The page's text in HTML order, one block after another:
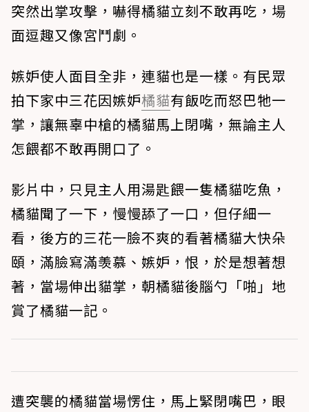
突然出掌攻擊，嚇得橘貓立刻不敢再吃，場
面逗趣又像宮鬥劇。
嫉妒使人面目全非，連貓也是一樣。有民眾
拍下家中三花因嫉妒橘貓有飯吃而怒巴牠一
掌，讓無辜中槍的橘貓馬上閉嘴，無論主人
怎餵都不敢再開口了。
影片中，只見主人用湯匙餵一隻橘貓吃魚，
橘貓聞了一下，慢慢舔了一口，但仔細一
看，後方的三花一臉不爽的看著橘貓大快朵
頤，滿臉寫滿羡慕、嫉妒，恨，於是想著想
著，當場伸出貓掌，朝橘貓後腦勺「啪」地
賞了橘貓一記。
遭突襲的橘貓當場愣住，馬上緊閉嘴巴，眼